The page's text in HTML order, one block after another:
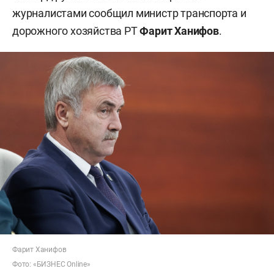
журналистами сообщил министр транспорта и
дорожного хозяйства РТФарит Ханифов.
Фарит Ханифов
Фото: «БИЗНЕС Online»